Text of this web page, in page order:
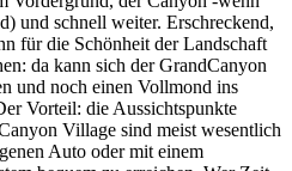
und schnell weiter. Erschreckend,
für die Schönheit der Landschaft
da kann sich der GrandCanyon
und noch einen Vollmond ins
Vorteil: die Aussichtspunkte
Village sind meist wesentlich
Auto oder mit einem